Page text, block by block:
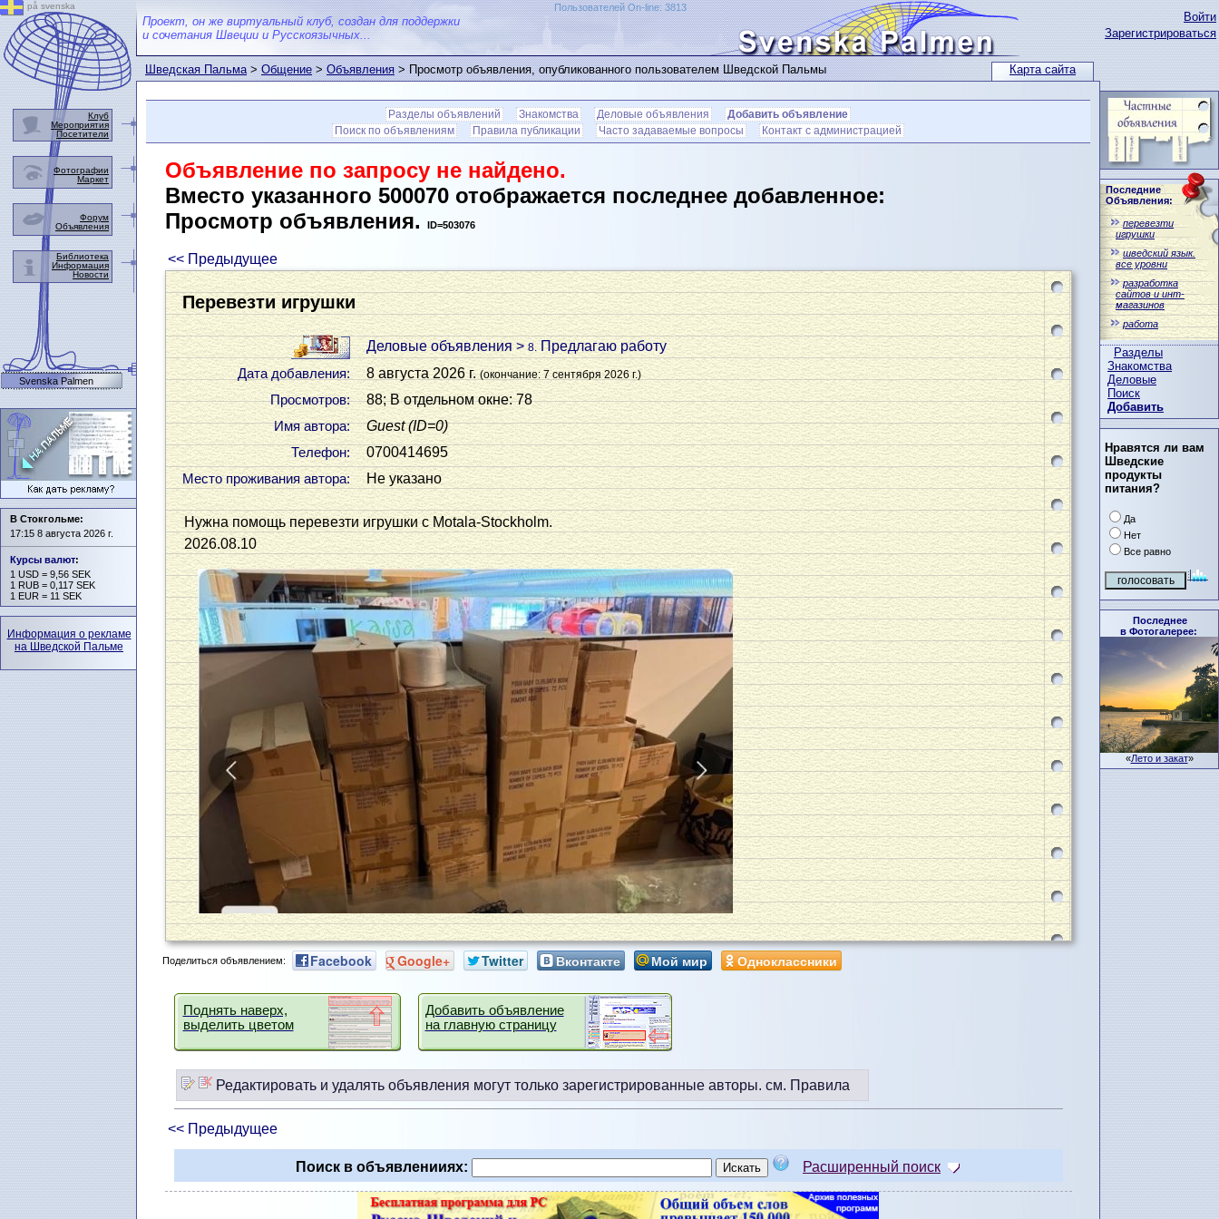
Карта сайта
Войти
Зарегистрироваться
Последние
Объявления:
перевезти
игрушки
шведский язык.
все уровни
разработка
сайтов и инт-
магазинов
работа
Разделы
Знакомства
Деловые
Поиск
Добавить
Нравятся ли вам
Шведские
продукты
питания?
Да
Нет
Все равно
Последнее
в Фотогалерее:
«Лето и закат»
Проект, он же виртуальный клуб, создан для поддержки
и сочетания Швеции и Русскоязычных...
Пользователей On-line: 3813
Шведская Пальма>Общение>Объявления> Просмотр объявления, опубликованного пользователем Шведской Пальмы
Разделы объявлений Знакомства Деловые объявления
Добавить объявление
Поиск по объявлениям
Правила публикации Часто задаваемые вопросы Контакт с администрацией
Объявление по запросу не найдено.
Вместо указанного 500070 отображается последнее добавленное:
Просмотр объявления.
ID=503076
<< Предыдущее
Перевезти игрушки
Деловые объявления >8.Предлагаю работу
Дата добавления: 8 августа 2026 г.(окончание: 7 сентября 2026 г.)
Просмотров: 88; В отдельном окне: 78
Имя автора: Guest (ID=0)
Телефон: 0700414695
Место проживания автора: Не указано
Нужна помощь перевезти игрушки с Motala-Stockholm.
2026.08.10
Поделиться объявлением: Facebook Google+ Twitter Вконтакте Мой мир Одноклассники
Поднять наверх,
выделить цветом
Добавить объявление
на главную страницу
Редактировать и удалять объявления могут только зарегистрированные авторы. см. Правила
<< Предыдущее
Поиск в объявленииях: Расширенный поиск
på svenska
Клуб
Мероприятия
Посетители
Фотографии
Маркет
Форум
Объявления
Библиотека
Информация
Новости
Svenska Palmen
В Стокгольме:
17:15 8 августа 2026 г.
Курсы валют:
1 USD = 9,56 SEK
1 RUB = 0,117 SEK
1 EUR = 11 SEK
Информация о рекламе
на Шведской Пальме